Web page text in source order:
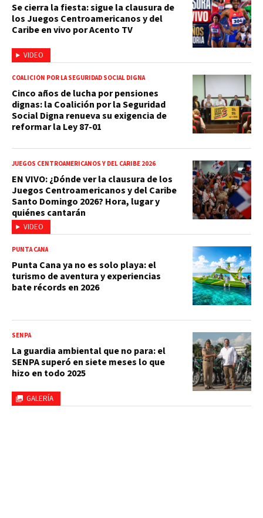
VIDEO
Se cierra la fiesta: sigue la clausura de
los Juegos Centroamericanos y del
Caribe en vivo por Acento TV
COALICIÓN POR LA SEGURIDAD SOCIAL DIGNA
Cinco años de lucha por pensiones
dignas: la Coalición por la Seguridad
Social Digna renueva su exigencia de
reformar la Ley 87-01
VIDEO
JUEGOS CENTROAMERICANOS Y DEL CARIBE 2026
EN VIVO: ¿Dónde ver la clausura de los
Juegos Centroamericanos y del Caribe
Santo Domingo 2026? Hora, lugar y
quiénes cantarán
PUNTA CANA
Punta Cana ya no es solo playa: el
turismo de aventura y experiencias
bate récords en 2026
GALERÍA
SENPA
La guardia ambiental que no para: el
SENPA superó en siete meses lo que
hizo en todo 2025